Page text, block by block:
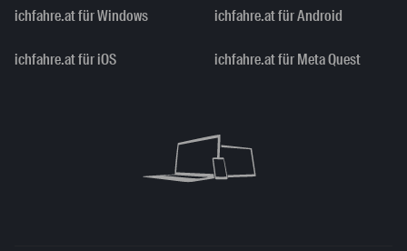
ichfahre.at für Windows ichfahre.at für Android
ichfahre.at für iOS ichfahre.at für Meta Quest